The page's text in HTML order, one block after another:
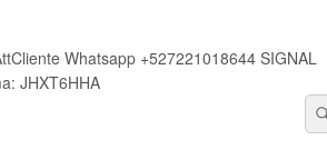
Whatsapp +527221018644 SIGNAL
JHXT6HHA